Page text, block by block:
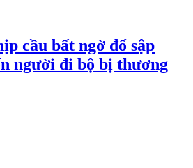
cầu bất ngờ đổ sập
người đi bộ bị thương